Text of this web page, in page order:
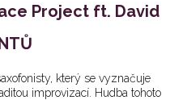
Project ft. David
který se vyznačuje
improvizací. Hudba tohoto